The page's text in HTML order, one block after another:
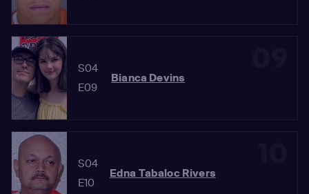
S04
E09
Bianca Devins
S04
E10
Edna Tabaloc Rivers